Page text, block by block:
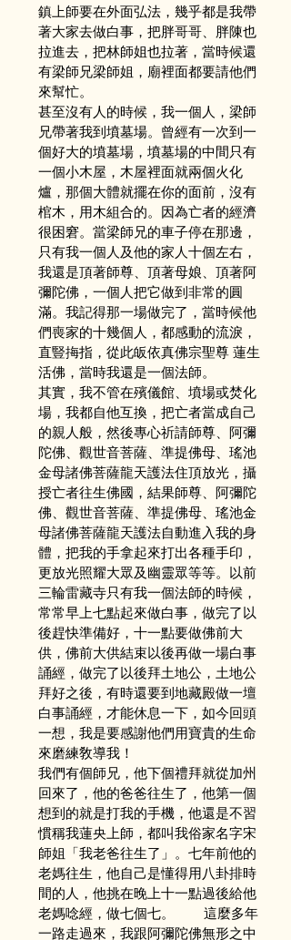
鎮上師要在外面弘法，幾乎都是我帶
著大家去做白事，把胖哥哥、胖陳也
拉進去，把林師姐也拉著，當時候還
有梁師兄梁師姐，廟裡面都要請他們
來幫忙。
甚至沒有人的時候，我一個人，梁師
兄帶著我到墳墓場。曾經有一次到一
個好大的墳墓場，墳墓場的中間只有
一個小木屋，木屋裡面就兩個火化
爐，那個大體就擺在你的面前，沒有
棺木，用木組合的。因為亡者的經濟
很困窘。當梁師兄的車子停在那邊，
只有我一個人及他的家人十個左右，
我還是頂著師尊、頂著母娘、頂著阿
彌陀佛，一個人把它做到非常的圓
滿。我記得那一場做完了，當時候他
們喪家的十幾個人，都感動的流淚，
直豎挴指，從此皈依真佛宗聖尊 蓮生
活佛，當時我還是一個法師。
其實，我不管在殯儀館、墳場或焚化
場，我都自他互換，把亡者當成自己
的親人般，然後專心祈請師尊、阿彌
陀佛、觀世音菩薩、準提佛母、瑤池
金母諸佛菩薩龍天護法住頂放光，攝
授亡者往生佛國，結果師尊、阿彌陀
佛、觀世音菩薩、準提佛母、瑤池金
母諸佛菩薩龍天護法自動進入我的身
體，把我的手拿起來打出各種手印，
更放光照耀大眾及幽靈眾等等。以前
三輪雷藏寺只有我一個法師的時候，
常常早上七點起來做白事，做完了以
後趕快準備好，十一點要做佛前大
供，佛前大供結束以後再做一場白事
誦經，做完了以後拜土地公，土地公
拜好之後，有時還要到地藏殿做一壇
白事誦經，才能休息一下，如今回頭
一想，我是要感謝他們用寶貴的生命
來磨練敎導我！
我們有個師兄，他下個禮拜就從加州
回來了，他的爸爸往生了，他第一個
想到的就是打我的手機，他還是不習
慣稱我蓮央上師，都叫我俗家名字宋
師姐「我老爸往生了」。七年前他的
老媽往生，他自己是懂得用八卦排時
間的人，他挑在晚上十一點過後給他
老媽唸經，做七個七。        這麼多年
一路走過來，我跟阿彌陀佛無形之中